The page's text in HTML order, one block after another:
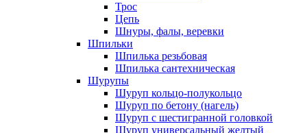
Трос
Цепь
Шнуры, фалы, веревки
Шпильки
Шпилька резьбовая
Шпилька сантехническая
Шурупы
Шуруп кольцо-полукольцо
Шуруп по бетону (нагель)
Шуруп с шестигранной головкой
Шуруп универсальный желтый